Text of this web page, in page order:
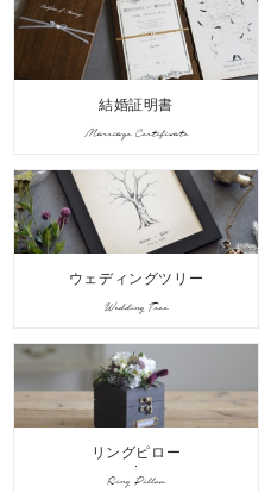
結婚証明書
Marriage Certificate
ウェディングツリー
Wedding Tree
リングピロー
Ring Pillow